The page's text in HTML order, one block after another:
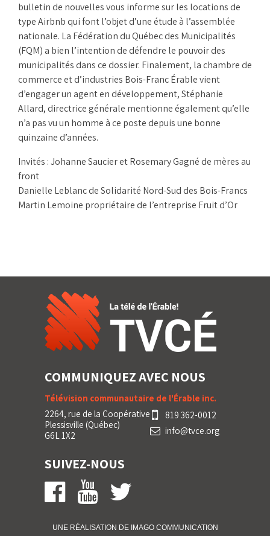
bulletin de nouvelles vous informe sur les locations de
type Airbnb qui font l’objet d’une étude à l’assemblée
nationale. La Fédération du Québec des Municipalités
(FQM) a bien l’intention de défendre le pouvoir des
municipalités dans ce dossier. Finalement, la chambre de
commerce et d’industries Bois-Franc Érable vient
d’engager un agent en développement, Stéphanie
Allard, directrice générale mentionne également qu’elle
n’a pas vu un homme à ce poste depuis une bonne
quinzaine d’années.
Invités : Johanne Saucier et Rosemary Gagné de mères au
front
Danielle Leblanc de Solidarité Nord-Sud des Bois-Francs
Martin Lemoine propriétaire de l’entreprise Fruit d’Or
COMMUNIQUEZ AVEC NOUS
Télévision communautaire de l'Érable inc.
2264, rue de la Coopérative
Plessisville (Québec)
G6L 1X2
819 362-0012
info@tvce.org
SUIVEZ-NOUS
UNE RÉALISATION DE IMAGOCOMMUNICATION